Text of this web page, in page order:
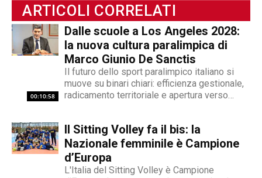
permettono di spaziare tra giornalismo,
videogiornalismo e speakeraggio radiofonico. La
sua impronta stilistica è da sempre al servizio
dei temi sociali: si fa portavoce delle fasce più
deboli della società, spinto dall'irrefrenabile
curiosità. L’immancabile sete di verità lo
contraddistingue per la dedizione al fact
checking in campo giornalistico e come capo
redattore del nostro magazine online.
ARTICOLI CORRELATI
00:10:58
Dalle scuole a Los Angeles 2028:
la nuova cultura paralimpica di
Marco Giunio De Sanctis
Il futuro dello sport paralimpico italiano si
muove su binari chiari: efficienza gestionale,
radicamento territoriale e apertura verso
ha delineato una strategia che punta a
trasformare il movimento da ente di
gestione...
Il Sitting Volley fa il bis: la
Nazionale femminile è Campione
d’Europa
L'Italia del Sitting Volley è Campione